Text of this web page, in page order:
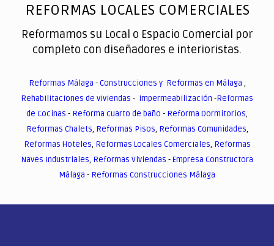
REFORMAS LOCALES COMERCIALES
Reformamos su Local o Espacio Comercial por
completo con diseñadores e interioristas.
Reformas Málaga -Construcciones y Reformas en Málaga ,
Rehabilitaciones de viviendas - Impermeabilización -Reformas
de Cocinas - Reforma cuarto de baño - Reforma Dormitorios,
Reformas Chalets, Reformas Pisos, Reformas Comunidades,
Reformas Hoteles, Reformas Locales Comerciales, Reformas
Naves Industriales, Reformas Viviendas -Empresa Constructora
Málaga - Reformas Construcciones Málaga